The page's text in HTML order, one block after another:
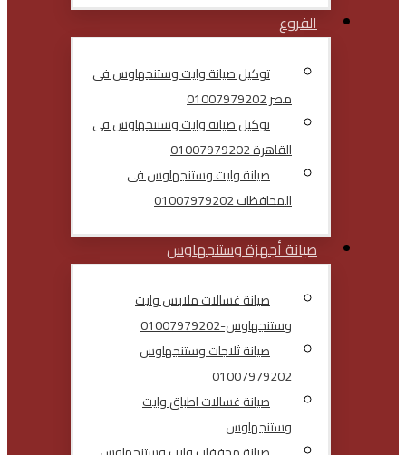
الفروع
توكيل صيانة وايت وستنجهاوس فى
مصر 01007979202
توكيل صيانة وايت وستنجهاوس فى
القاهرة 01007979202
صيانة وايت وستنجهاوس فى
المحافظات 01007979202
صيانة أجهزة وستنجهاوس
صيانة غسالات ملابس وايت
وستنجهاوس-01007979202
صيانة ثلاجات وستنجهاوس
01007979202
صيانة غسالات اطباق وايت
وستنجهاوس